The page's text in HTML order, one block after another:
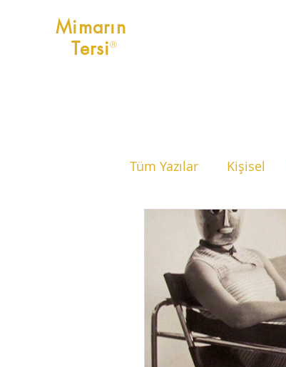
Mimarın
TersiⓇ
Tüm Yazılar Kişisel
Avantaj ve
Küçük Mekanlar
Proje incelemesi